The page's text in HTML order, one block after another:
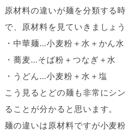
原材料の違いが麺を分類する
で、原材料を見ていきましょう
・中華麺…小麦粉＋水＋かん水
・蕎麦…そば粉＋つなぎ＋水
・うどん…小麦粉＋水＋塩
こう見るとどの麺も非常にシ
ることが分かると思います。
麺の違いは原材料ですが小麦